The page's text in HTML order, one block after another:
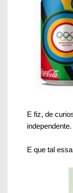
E fiz, de
independente.
E que tal